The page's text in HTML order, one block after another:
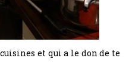
et qui a le don de te